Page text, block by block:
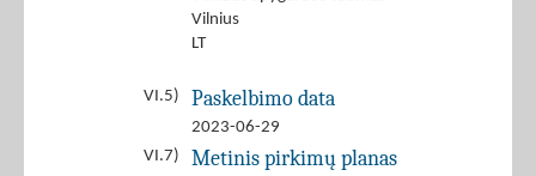
Vilnius
LT
VI.5) Paskelbimo data
2023-06-29
VI.7)
Metinis pirkimų planas